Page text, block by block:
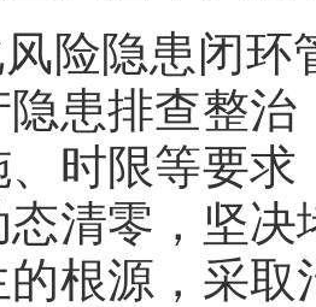
险隐患闭环
隐患排查整
时限等要
清零，坚
根源，采